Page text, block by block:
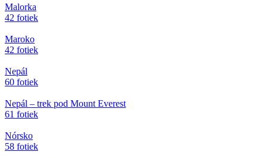
Malorka
42 fotiek
Maroko
42 fotiek
Nepál
60 fotiek
Nepál – trek pod Mount Everest
61 fotiek
Nórsko
58 fotiek